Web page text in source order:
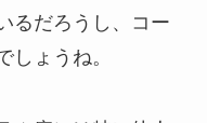
るだろうし、コー
しょうね。